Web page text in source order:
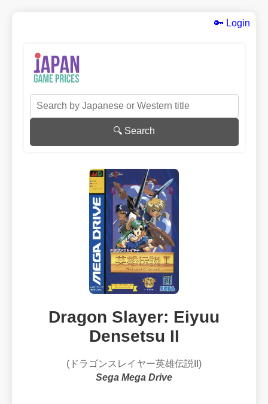
🔑 Login
🔍 Search
Dragon Slayer: Eiyuu
Densetsu II
(ドラゴンスレイヤー英雄伝説II)
Sega Mega Drive